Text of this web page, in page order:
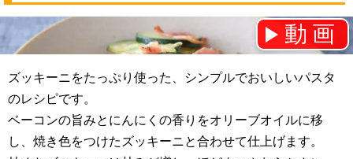
動画
チャンネル登録をお願いします！⇒
ズッキーニをたっぷり使った、シンプルでおいしいパスタ
のレシピです。
ベーコンの旨みとにんにくの香りをオリーブオイルに移
し、焼き色をつけたズッキーニと合わせて仕上げます。